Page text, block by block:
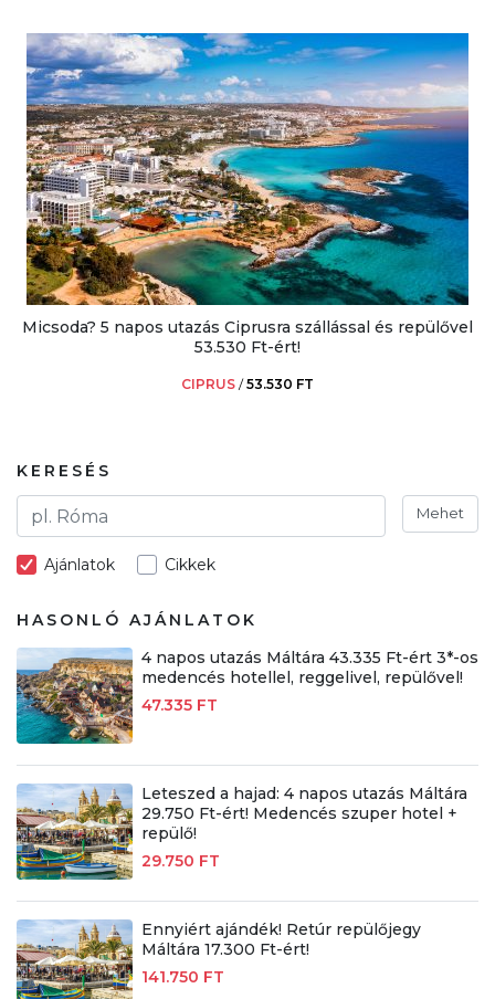
Micsoda? 5 napos utazás Ciprusra szállással és repülővel
53.530 Ft-ért!
CIPRUS /53.530 FT
KERESÉS
Mehet
Ajánlatok Cikkek
HASONLÓ AJÁNLATOK
4 napos utazás Máltára 43.335 Ft-ért 3*-os
medencés hotellel, reggelivel, repülővel!
47.335 FT
Leteszed a hajad: 4 napos utazás Máltára
29.750 Ft-ért! Medencés szuper hotel +
repülő!
29.750 FT
Ennyiért ajándék! Retúr repülőjegy
Máltára 17.300 Ft-ért!
141.750 FT